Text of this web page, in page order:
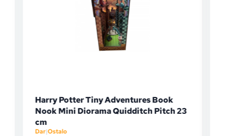
Harry Potter Tiny Adventures Book
Nook Mini Diorama Quidditch Pitch 23
cm
Dar|Ostalo